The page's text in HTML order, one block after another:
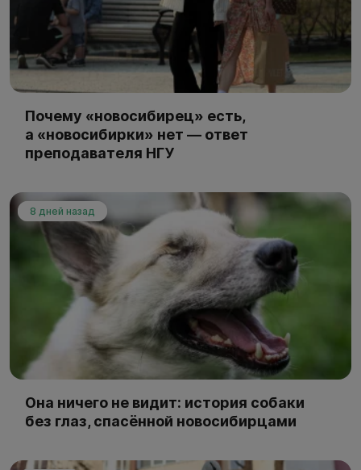
Почему «новосибирец» есть,
а «новосибирки» нет — ответ
преподавателя НГУ
8 дней назад
Она ничего не видит: история собаки
без глаз, спасённой новосибирцами